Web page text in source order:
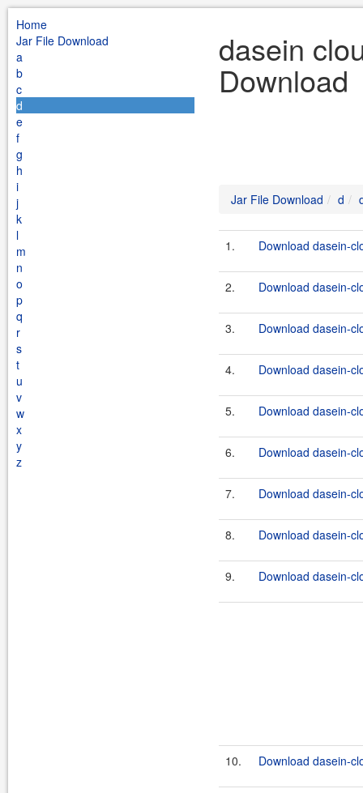
Home
Jar File Download
a
b
c
d
e
f
g
h
i
j
k
l
m
n
o
p
q
r
s
t
u
v
w
x
y
z
dasein
Download
Jar File Download d
1. Download dasein-
2. Download dasein-
3. Download dasein-
4. Download dasein-
5. Download dasein-
6. Download dasein-
7. Download dasein-
8. Download dasein-
9. Download dasein-
10. Download dasein-